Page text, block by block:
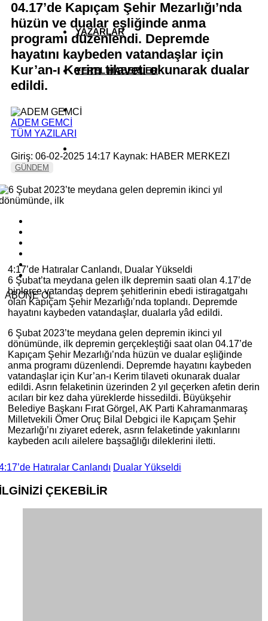
YAZARLAR
YEREL HABERLER
04.17’de Kapıçam Şehir Mezarlığı’nda
hüzün ve dualar eşliğinde anma
programı düzenlendi. Depremde
hayatını kaybeden vatandaşlar için
Kur’an-ı Kerim tilaveti okunarak dualar
edildi.
ADEM GEMCİ
TÜM YAZILARI
Giriş: 06-02-2025 14:17 Kaynak: HABER MERKEZI
GÜNDEM
ABONE OL
4:17’de Hatıralar Canlandı, Dualar Yükseldi
6 Şubat’ta meydana gelen ilk depremin saati olan 4.17’de
binlerce vatandaş deprem şehitlerinin ebedi istiragatgahı
olan Kapıçam Şehir Mezarlığı’nda toplandı. Depremde
hayatını kaybeden vatandaşlar, dualarla yâd edildi.
6 Şubat 2023’te meydana gelen depremin ikinci yıl
dönümünde, ilk depremin gerçekleştiği saat olan 04.17’de
Kapıçam Şehir Mezarlığı’nda hüzün ve dualar eşliğinde
anma programı düzenlendi. Depremde hayatını kaybeden
vatandaşlar için Kur’an-ı Kerim tilaveti okunarak dualar
edildi. Asrın felaketinin üzerinden 2 yıl geçerken afetin derin
acıları bir kez daha yüreklerde hissedildi. Büyükşehir
Belediye Başkanı Fırat Görgel, AK Parti Kahramanmaraş
Milletvekili Ömer Oruç Bilal Debgici ile Kapıçam Şehir
Mezarlığı’nı ziyaret ederek, asrın felaketinde yakınlarını
kaybeden acılı ailelere başsağlığı dileklerini iletti.
Hatıralar Canlandı Dualar Yükseldi
ÇEKEBİLİR